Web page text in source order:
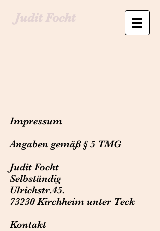
Judit Focht
Impressum
Angaben gemäß § 5 TMG
Judit Focht
Selbständig
Ulrichstr.45.
73230 Kirchheim unter Teck
Kontakt